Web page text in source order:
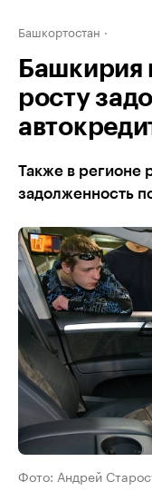
Башкортостан
Башкирия
росту
Также в регионе
задолженность
Фото: Андрей